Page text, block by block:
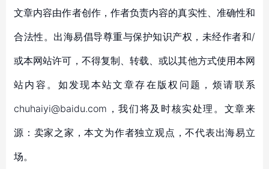
文章内容由作者创作，作者负责内容的真实性、准确性和
合法性。出海易倡导尊重与保护知识产权，未经作者和/
或本网站许可，不得复制、转载、或以其他方式使用本网
站内容。如发现本站文章存在版权问题，烦请联系
chuhaiyi@baidu.com，我们将及时核实处理。文章来
源：卖家之家，本文为作者独立观点，不代表出海易立
场。